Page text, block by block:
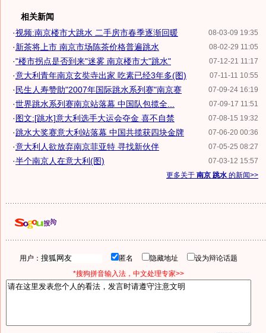
相关新闻
08-03-09 19:35
·视频:南京楼市大跳水 二手房市春季逐渐回暖
08-02-29 11:05
·新茶将上市 南京市场陈茶价格普遍跳水
07-12-21 11:17
·"楼市拐点是否到来"迷雾 南京楼市大"跳水"
07-11-11 10:55
·意大利青年南京玄奘寺出家 吃素已经3年多(图)
07-09-24 16:19
· 民生人寿赞助"2007年国际跳水系列赛"南京赛
07-09-17 11:51
·世界跳水系列赛南京站落幕 中国队包揽全...
07-08-15 19:32
·图文:[跳水]意大利选手大运会夺金 喜不自禁
07-06-20 00:36
·跳水大奖赛意大利站落幕 中国共揽获四块金牌
07-05-25 08:27
·意大利人欲放弃南京菲亚特 寻找新伙伴
07-03-12 15:57
·半个南京人在意大利(图)
更多关于 南京 跳水 的新闻>>
用户： 匿名 隐藏地址
设为辩论话题
*搜狗拼音输入法，中文处理专家>>